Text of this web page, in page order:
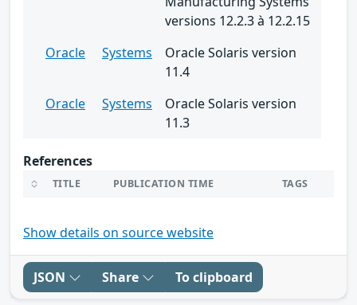
versions 12.2.3 à 12.2.15
Oracle
Systems
Oracle Solaris version
11.4
Oracle
Systems
Oracle Solaris version
11.3
References
TITLE PUBLICATION TIME TAGS
Show details on source website
JSON Share To clipboard